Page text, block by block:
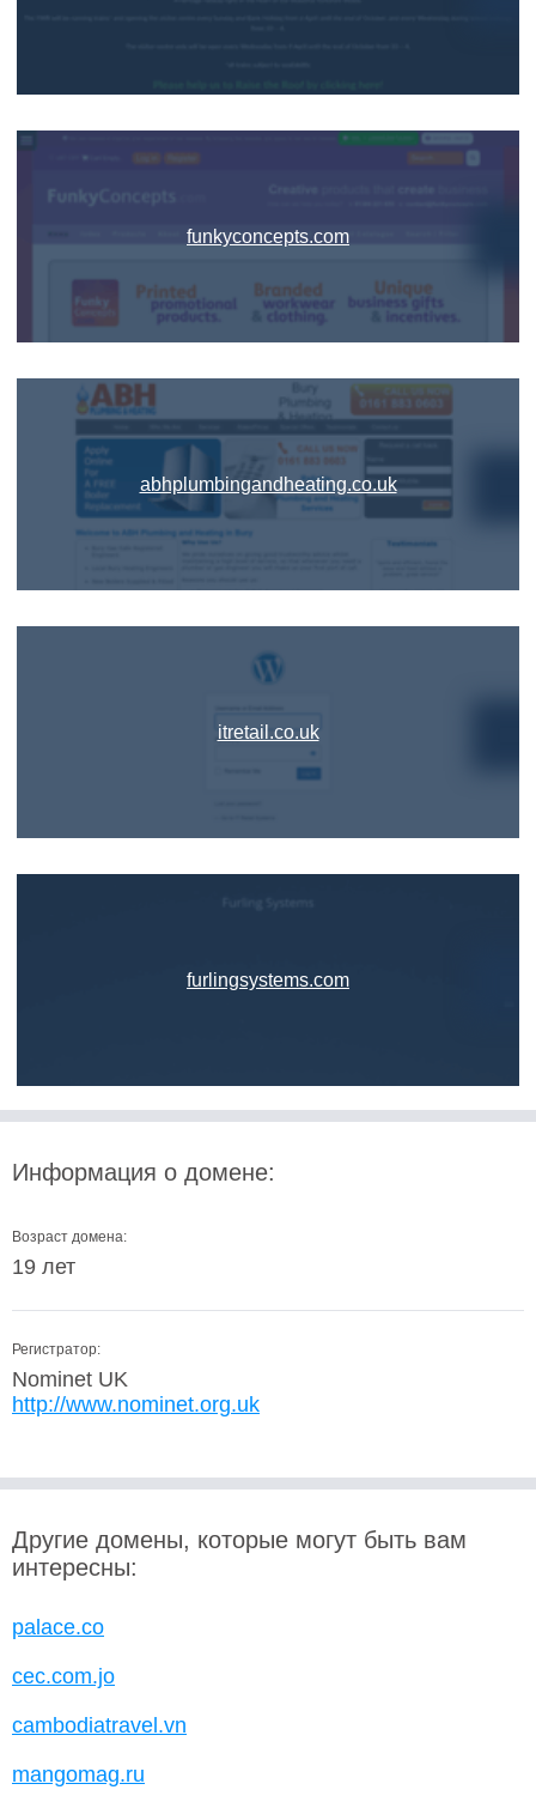
funkyconcepts.com
abhplumbingandheating.co.uk
itretail.co.uk
furlingsystems.com
Информация о домене:
Возраст домена:
19 лет
Регистратор:
Nominet UK
http://www.nominet.org.uk
Другие домены, которые могут быть вам
интересны:
palace.co
cec.com.jo
cambodiatravel.vn
mangomag.ru